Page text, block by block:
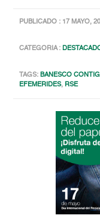
PUBLICADO : 17 MAYO,
CATEGORIA :
TAGS:BANESCO
EFEMERIDES, RSE